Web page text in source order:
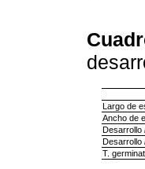
Largo de
Ancho de
Desarrollo
Desarrollo
T.